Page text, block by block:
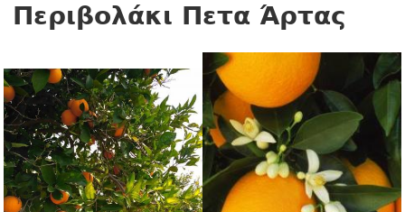
Περιβολάκι Πετα Άρτας